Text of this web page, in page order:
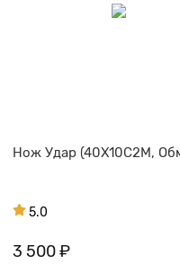
Нож Удар (40Х10С2М,
5.0
3 500 ₽